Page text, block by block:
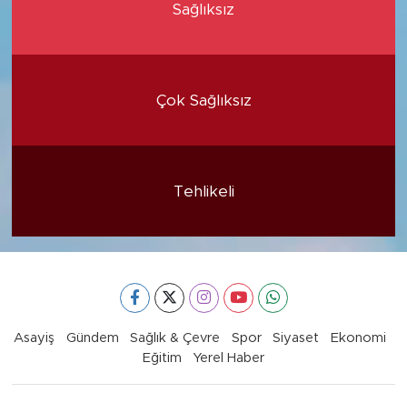
Sağlıksız
Çok Sağlıksız
Tehlikeli
Asayiş Gündem Sağlık & Çevre Spor Siyaset
Ekonomi
Eğitim
Yerel Haber